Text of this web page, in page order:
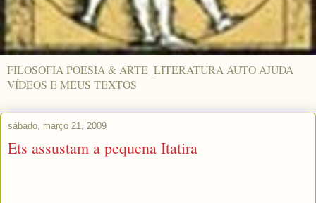
FILOSOFIA POESIA & ARTE_LITERATURA AUTO AJUDA
VÍDEOS E MEUS TEXTOS
sábado, março 21, 2009
Ets assustam a pequena Itatira